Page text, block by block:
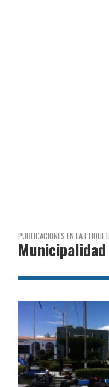
PUBLICACIONES EN LA